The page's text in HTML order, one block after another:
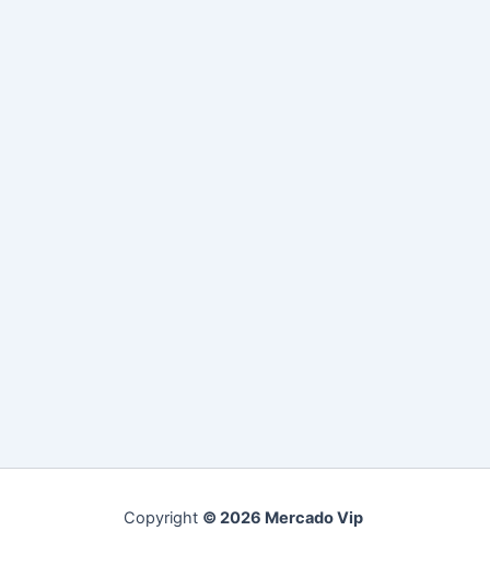
Copyright © 2026 Mercado Vip